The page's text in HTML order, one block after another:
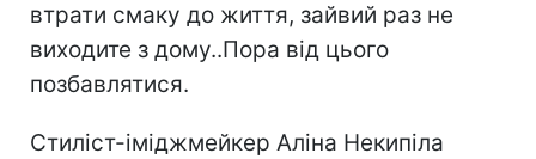
втрати смаку до життя, зайвий раз не
виходите з дому..Пора від цього
позбавлятися.
Стиліст-іміджмейкер Аліна Некипіла